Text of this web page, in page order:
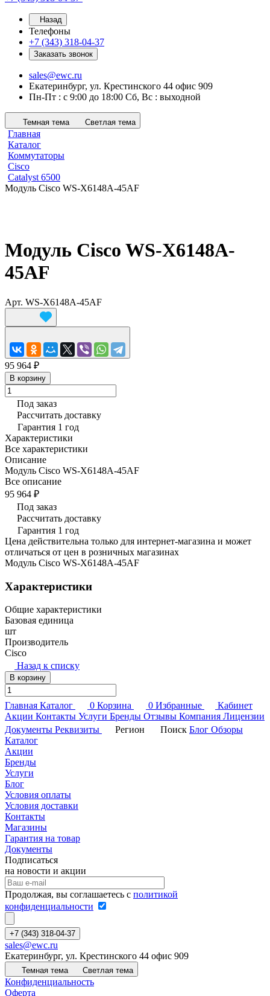
Назад
Телефоны
+7 (343) 318-04-37
Заказать звонок
sales@ewc.ru
Екатеринбург, ул. Крестинского 44 офис 909
Пн-Пт : с 9:00 до 18:00 Сб, Вс : выходной
Темная тема Светлая тема
Главная
Каталог
Коммутаторы
Cisco
Catalyst 6500
Модуль Cisco WS-X6148A-45AF
Модуль Cisco WS-X6148A-
45AF
Арт. WS-X6148A-45AF
95 964 ₽
В корзину
Под заказ
Рассчитать доставку
Гарантия 1 год
Характеристики
Все характеристики
Описание
Модуль Cisco WS-X6148A-45AF
Все описание
95 964 ₽
Под заказ
Рассчитать доставку
Гарантия 1 год
Цена действительна только для интернет-магазина и может
отличаться от цен в розничных магазинах
Модуль Cisco WS-X6148A-45AF
Характеристики
Общие характеристики
Базовая единица
шт
Производитель
Cisco
Назад к списку
В корзину
Главная Каталог 0 Корзина 0 Избранные
Кабинет
Акции Контакты Услуги Бренды Отзывы Компания Лицензии
Документы Реквизиты Регион Поиск Блог Обзоры
Каталог
Акции
Бренды
Услуги
Блог
Условия оплаты
Условия доставки
Контакты
Магазины
Гарантия на товар
Документы
Подписаться
на новости и акции
Продолжая, вы соглашаетесь с политикой
конфиденциальности
+7 (343) 318-04-37
sales@ewc.ru
Екатеринбург, ул. Крестинского 44 офис 909
Темная тема Светлая тема
Конфиденциальность
Оферта